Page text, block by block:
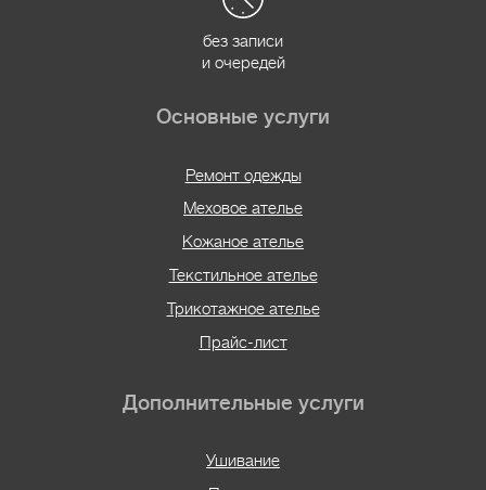
без записи
и очередей
Основные услуги
Ремонт одежды
Меховое ателье
Кожаное ателье
Текстильное ателье
Трикотажное ателье
Прайс-лист
Дополнительные услуги
Ушивание